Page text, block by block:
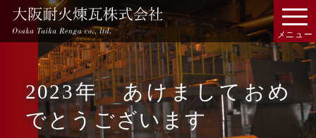
2023年 あけましておめ
でとうございます